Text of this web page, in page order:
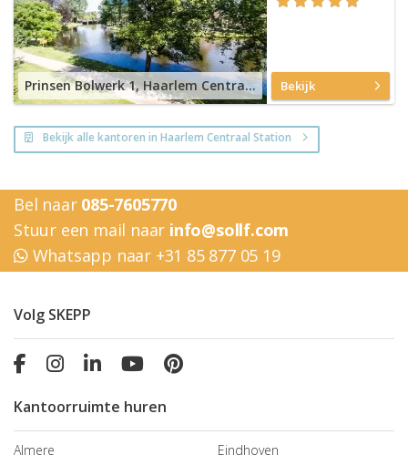
Prinsen Bolwerk 1, Haarlem Centraal Station Bekijk
Bekijk alle kantoren in Haarlem Centraal Station
Bel naar 085-7605770
Stuur een mail naar info@sollf.com
Whatsapp naar +31 85 877 05 19
Volg SKEPP
Kantoorruimte huren
Almere
Eindhoven